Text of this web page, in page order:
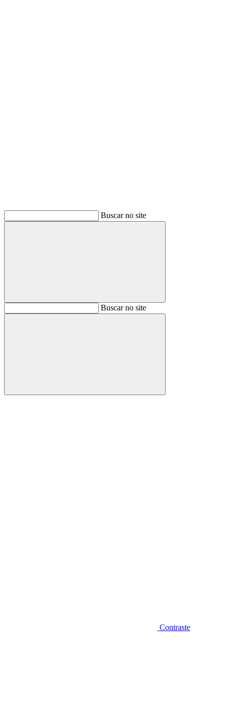
Buscar no site
BuscarBuscar no site
Buscar
Contraste